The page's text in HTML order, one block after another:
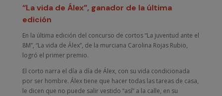
“La vida de Álex”, ganador de la última
edición
En la última edición del concurso de cortos “La juventud ante el
8M”, “La vida de Álex”, de la murciana Carolina Rojas Rubio,
logró el primer premio.
El corto narra el día a día de Álex, con su vida condicionada
por ser hombre. Álex tiene que hacer todas las tareas de casa,
le dicen que no puede salir vestido “así” a la calle, en su